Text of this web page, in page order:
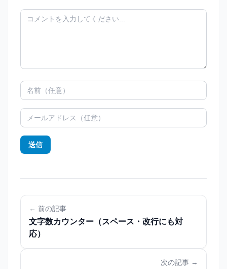
送信
← 前の記事
文字数カウンター（スペース・改行にも対
応）
次の記事 →